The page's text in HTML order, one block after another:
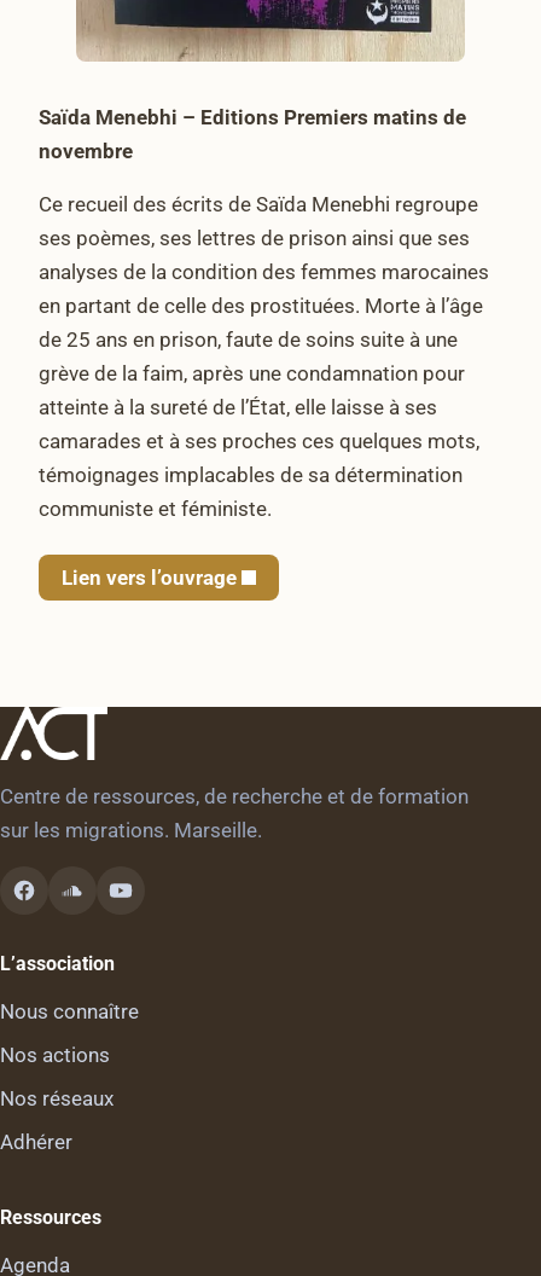
Saïda Menebhi – Editions Premiers matins de
novembre
Ce recueil des écrits de Saïda Menebhi regroupe
ses poèmes, ses lettres de prison ainsi que ses
analyses de la condition des femmes marocaines
en partant de celle des prostituées. Morte à l’âge
de 25 ans en prison, faute de soins suite à une
grève de la faim, après une condamnation pour
atteinte à la sureté de l’État, elle laisse à ses
camarades et à ses proches ces quelques mots,
témoignages implacables de sa détermination
communiste et féministe.
Lien vers l’ouvrage
Centre de ressources, de recherche et de formation
sur les migrations. Marseille.
L’association
Nous connaître
Nos actions
Nos réseaux
Adhérer
Ressources
Agenda